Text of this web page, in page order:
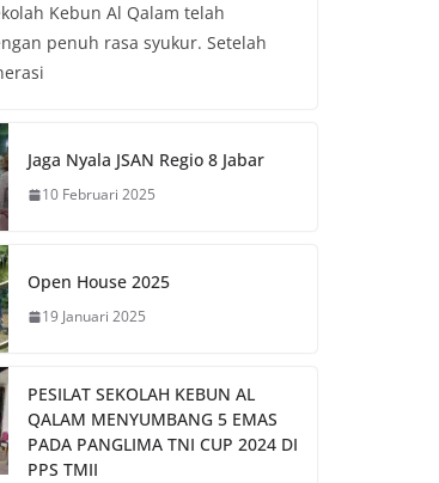
Kebun Al Qalam telah
penuh rasa syukur. Setelah
Jaga Nyala JSAN Regio 8 Jabar
10 Februari 2025
Open House 2025
19 Januari 2025
PESILAT SEKOLAH KEBUN AL
QALAM MENYUMBANG 5 EMAS
PADA PANGLIMA TNI CUP 2024 DI
PPS TMII